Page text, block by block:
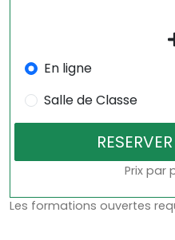
En ligne
Salle de Classe
Prix par
Les formations ouvertes